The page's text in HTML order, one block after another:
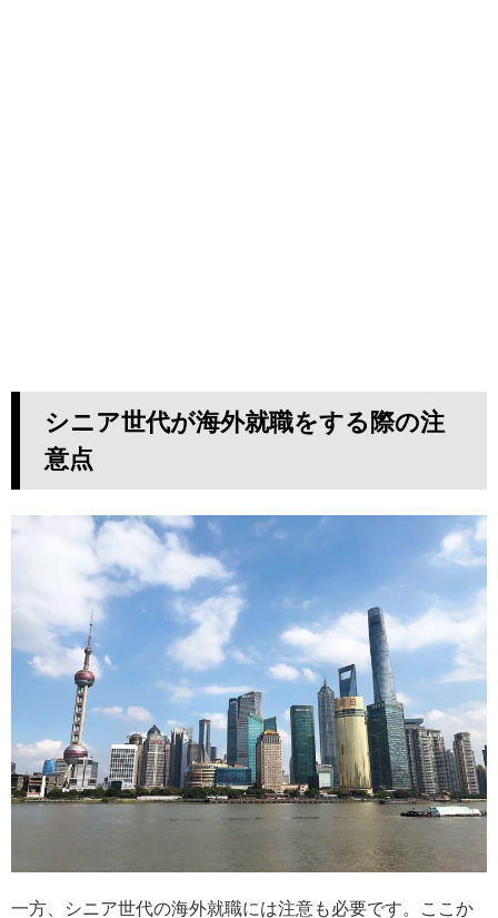
シニア世代が海外就職をする際の注
意点
一方、シニア世代の海外就職には注意も必要です。ここか